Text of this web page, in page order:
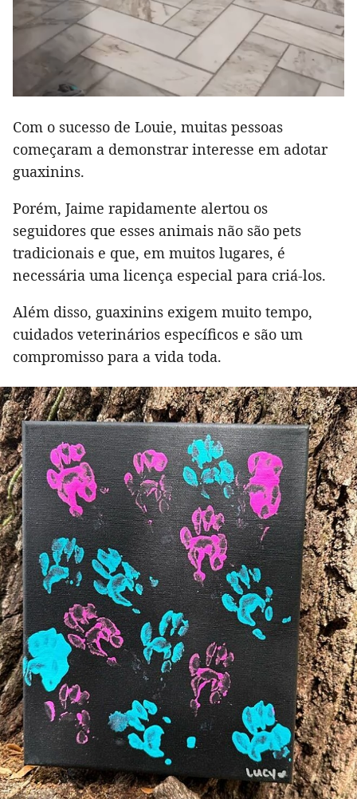
Com o sucesso de Louie, muitas pessoas
começaram a demonstrar interesse em adotar
guaxinins.
Porém, Jaime rapidamente alertou os
seguidores que esses animais não são pets
tradicionais e que, em muitos lugares, é
necessária uma licença especial para criá-los.
Além disso, guaxinins exigem muito tempo,
cuidados veterinários específicos e são um
compromisso para a vida toda.